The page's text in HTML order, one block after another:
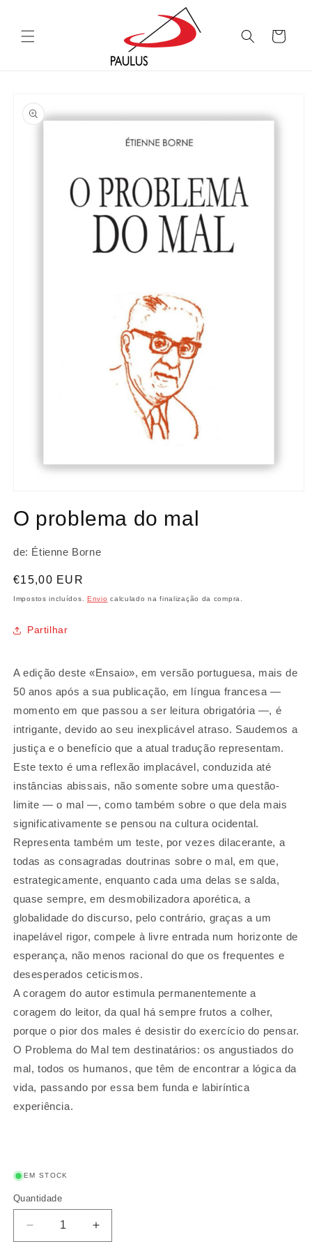
conteúdo
Carrinho
informação
do produto
multimédia
1
modal
O problema do mal
de: Étienne Borne
Preço
normal
€15,00 EUR
Impostos incluídos. Envio calculado na finalização da compra.
Partilhar
A edição deste «Ensaio», em versão portuguesa, mais de
50 anos após a sua publicação, em língua francesa —
momento em que passou a ser leitura obrigatória —, é
intrigante, devido ao seu inexplicável atraso. Saudemos a
justiça e o benefício que a atual tradução representam.
Este texto é uma reflexão implacável, conduzida até
instâncias abissais, não somente sobre uma questão-
limite — o mal —, como também sobre o que dela mais
significativamente se pensou na cultura ocidental.
Representa também um teste, por vezes dilacerante, a
todas as consagradas doutrinas sobre o mal, em que,
estrategicamente, enquanto cada uma delas se salda,
quase sempre, em desmobilizadora aporética, a
globalidade do discurso, pelo contrário, graças a um
inapelável rigor, compele à livre entrada num horizonte de
esperança, não menos racional do que os frequentes e
desesperados ceticismos.
A coragem do autor estimula permanentemente a
coragem do leitor, da qual há sempre frutos a colher,
porque o pior dos males é desistir do exercício do pensar.
O Problema do Mal tem destinatários: os angustiados do
mal, todos os humanos, que têm de encontrar a lógica da
vida, passando por essa bem funda e labiríntica
experiência.
EM STOCK
Quantidade
Quantidade
Diminuir
a
Aumentar
a